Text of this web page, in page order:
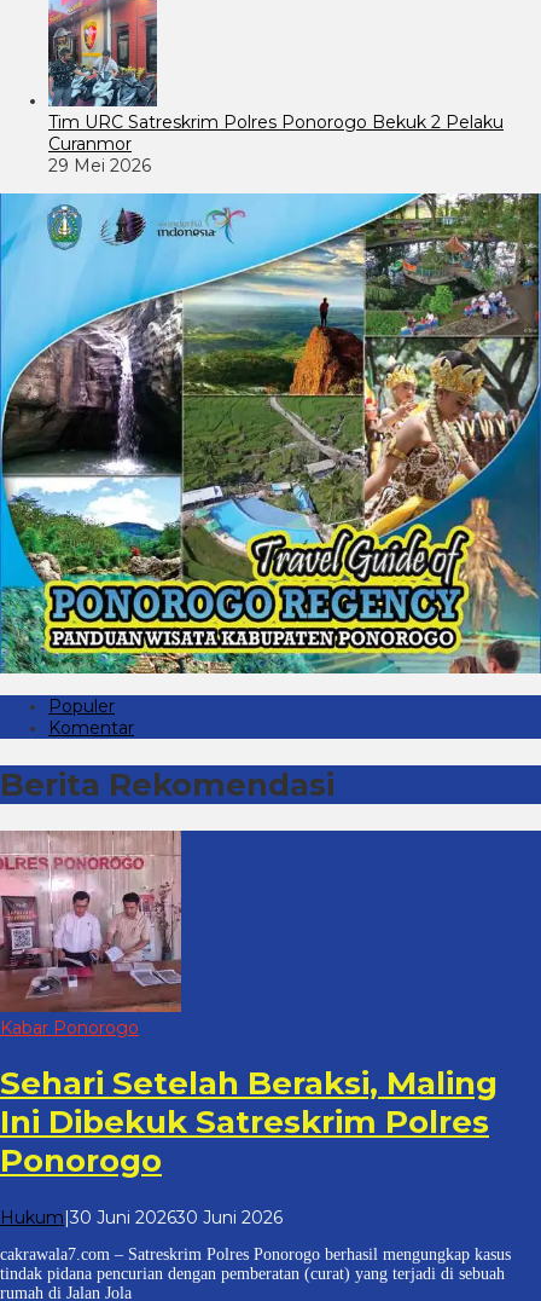
Tim URC Satreskrim Polres Ponorogo Bekuk 2 Pelaku
Curanmor
29 Mei 2026
Populer
Komentar
Berita Rekomendasi
Cakrawala7
Kabar Ponorogo
Sehari Setelah Beraksi, Maling
Ini Dibekuk Satreskrim Polres
Ponorogo
Hukum|30 Juni 202630 Juni 2026oleh
7
cakrawala7.com – Satreskrim Polres Ponorogo berhasil mengungkap kasus
tindak pidana pencurian dengan pemberatan (curat) yang terjadi di sebuah
rumah di Jalan Jola